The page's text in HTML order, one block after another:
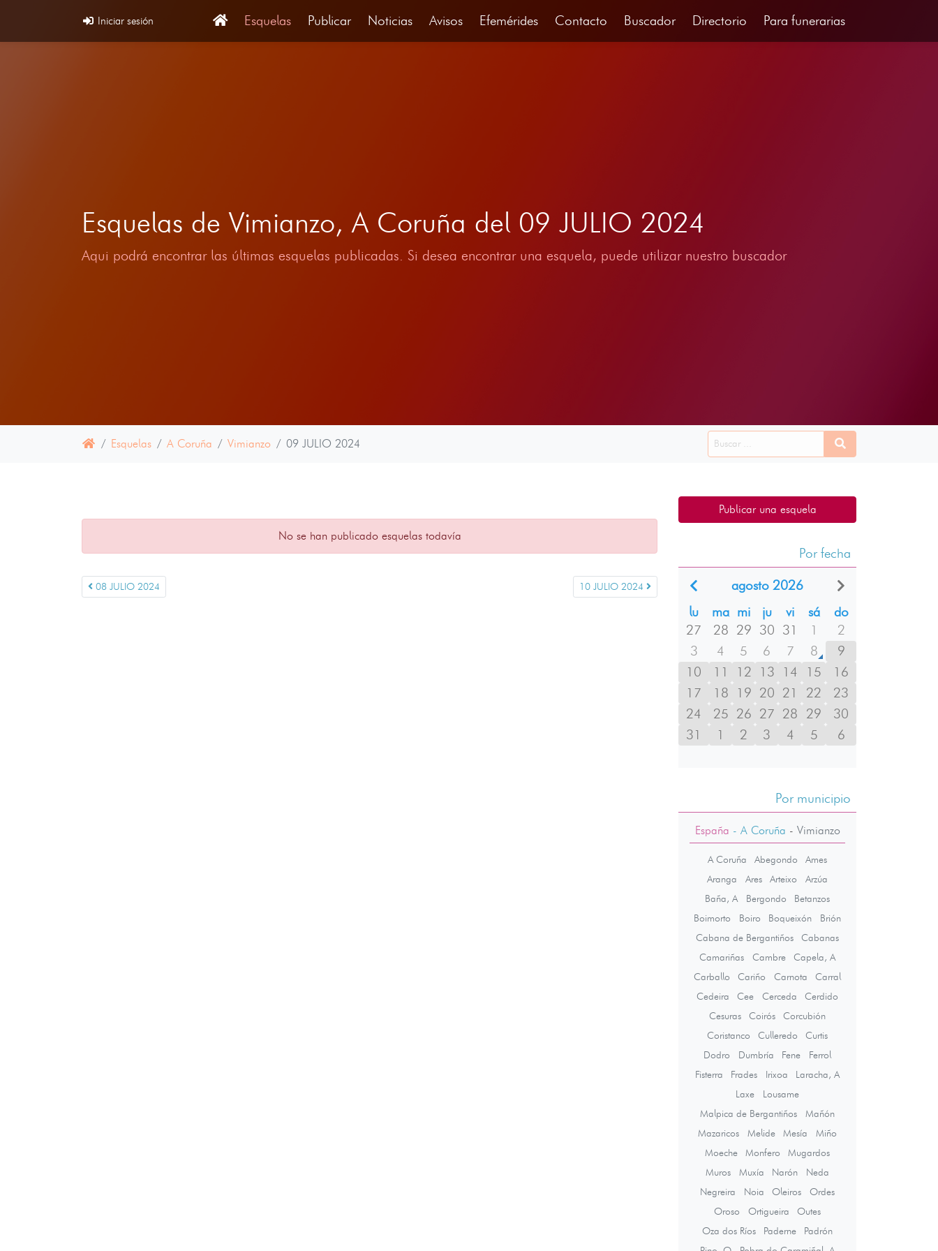
Iniciar sesión Esquelas Publicar Noticias Avisos Efemérides Contacto Buscador Directorio Para funerarias
Esquelas de Vimianzo, A Coruña del 09 JULIO 2024
Aqui podrá encontrar las últimas esquelas publicadas. Si desea encontrar una esquela, puede utilizar nuestro buscador
Esquelas A Coruña Vimianzo 09 JULIO 2024
No se han publicado esquelas todavía
08 JULIO 2024 10 JULIO 2024
Publicar una esquela
Por fecha
agosto 2026
lu
ma mi ju vi sá
do
27
28 29 30 31 1
2
3
4 5 6 7 8
9
10
11 12 13 14 15
16
17
18 19 20 21 22
23
24
25 26 27 28 29
30
31
1 2 3 4 5 6
Por municipio
España - A Coruña - Vimianzo
A Coruña Abegondo
Ames
Aranga
Ares Arteixo
Arzúa
Baña, A
Bergondo
Betanzos
Boimorto
Boiro Boqueixón
Brión
Cabana de Bergantiños
Cabanas
Camariñas
Cambre
Capela, A
Carballo
Cariño Carnota
Carral
Cedeira
Cee Cerceda
Cerdido
Cesuras
Coirós
Corcubión
Coristanco
Culleredo
Curtis
Dodro
Dumbría Fene
Ferrol
Fisterra
Frades Irixoa
Laracha, A
Laxe
Lousame
Malpica de Bergantiños
Mañón
Mazaricos
Melide Mesía
Miño
Moeche
Monfero
Mugardos
Muros
Muxía Narón
Neda
Negreira
Noia Oleiros
Ordes
Oroso
Ortigueira
Outes
Oza dos Ríos
Paderne
Padrón